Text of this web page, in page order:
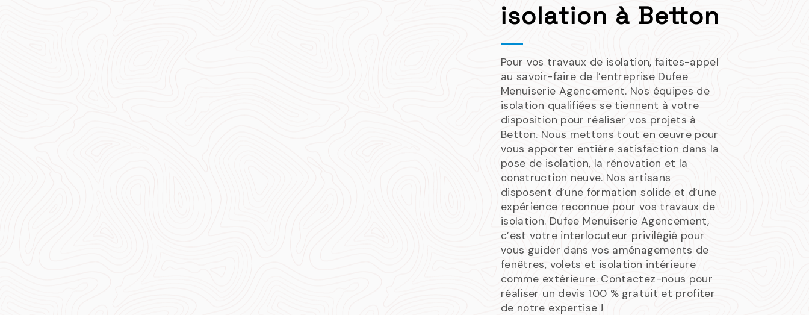
isolation à Betton
Pour vos travaux de isolation, faites-appel
au savoir-faire de l’entreprise Dufee
Menuiserie Agencement. Nos équipes de
isolation qualifiées se tiennent à votre
disposition pour réaliser vos projets à
Betton. Nous mettons tout en œuvre pour
vous apporter entière satisfaction dans la
pose de isolation, la rénovation et la
construction neuve. Nos artisans
disposent d’une formation solide et d’une
expérience reconnue pour vos travaux de
isolation. Dufee Menuiserie Agencement,
c’est votre interlocuteur privilégié pour
vous guider dans vos aménagements de
fenêtres, volets et isolation intérieure
comme extérieure. Contactez-nous pour
réaliser un devis 100 % gratuit et profiter
de notre expertise !